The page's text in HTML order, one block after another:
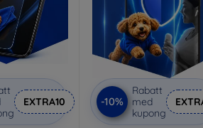
EXTRA10 -10%
Rabatt
med
kupong